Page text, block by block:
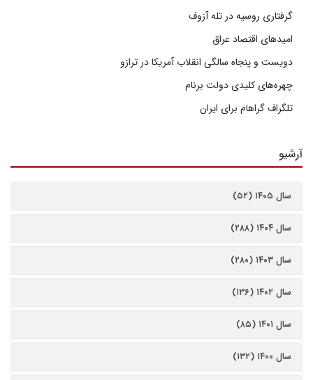
گرفتاری روسیه در تله آزوف
امیدهای اقتصاد عراق
دویست و پنجاه سالگی انقلاب آمریکا در ترازو
چهره‌های کلیدی دولت برنام
تلگراف گراهام برای ایران
آرشیو
سال ۱۴۰۵ (۵۲)
سال ۱۴۰۴ (۲۸۸)
سال ۱۴۰۳ (۲۸۰)
سال ۱۴۰۲ (۱۳۶)
سال ۱۴۰۱ (۸۵)
سال ۱۴۰۰ (۱۳۲)